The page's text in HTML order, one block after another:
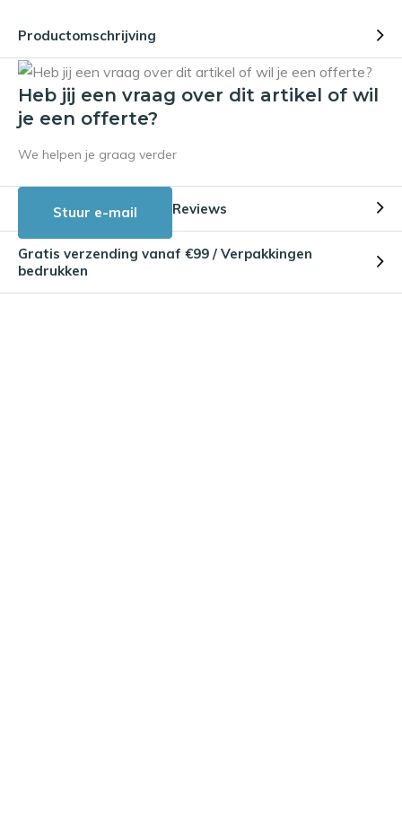
Productomschrijving
Heb jij een vraag over dit artikel of wil
je een offerte?
We helpen je graag verder
Stuur e-mail Reviews
Gratis verzending vanaf €99 / Verpakkingen
bedrukken